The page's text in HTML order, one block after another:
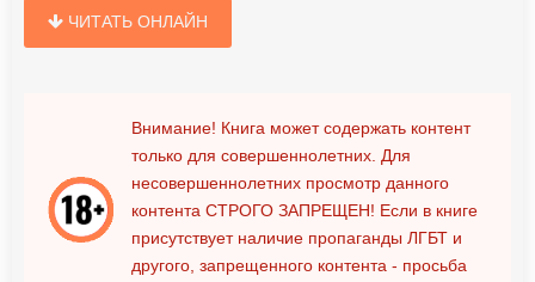
ЧИТАТЬ ОНЛАЙН
Внимание! Книга может содержать контент
только для совершеннолетних. Для
несовершеннолетних просмотр данного
контента СТРОГО ЗАПРЕЩЕН! Если в книге
присутствует наличие пропаганды ЛГБТ и
другого, запрещенного контента - просьба